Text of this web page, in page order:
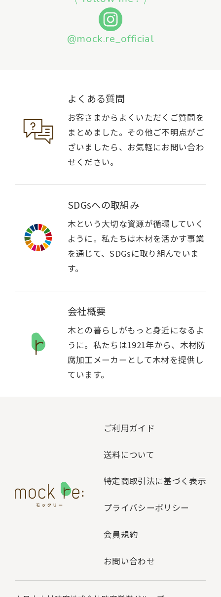
@mock.re_official
よくある質問
お客さまからよくいただくご質問を
まとめました。その他ご不明点がご
ざいましたら、お気軽にお問い合わ
せください。
SDGsへの取組み
木という大切な資源が循環していく
ように。私たちは木材を活かす事業
を通じて、SDGsに取り組んでいま
す。
会社概要
木との暮らしがもっと身近になるよ
うに。私たちは1921年から、木材防
腐加工メーカーとして木材を提供し
ています。
ご利用ガイド
送料について
特定商取引法に基づく表示
プライバシーポリシー
会員規約
お問い合わせ